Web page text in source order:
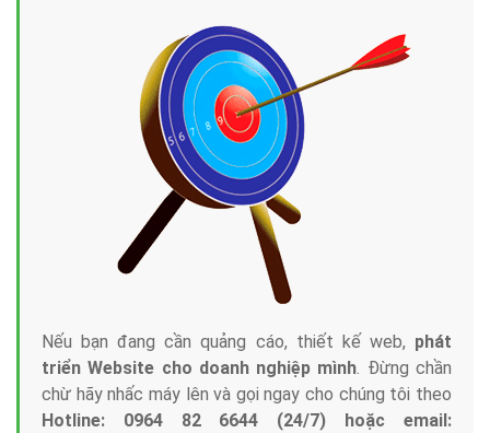
Nếu bạn đang cần quảng cáo, thiết kế web, phát
triển Website cho doanh nghiệp mình. Đừng chần
chừ hãy nhấc máy lên và gọi ngay cho chúng tôi theo
Hotline: 0964 82 6644 (24/7) hoặc email: